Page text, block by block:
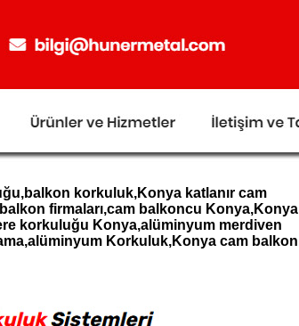
korkuluk,Konya katlanır cam
firmaları,cam balkoncu Konya,Konya
korkuluğu Konya,alüminyum merdiven
Korkuluk,Konya cam balkon